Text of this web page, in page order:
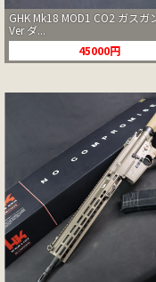
GHK Mk18 MOD1 CO2 ガスガ
Ver ダ...
45000円